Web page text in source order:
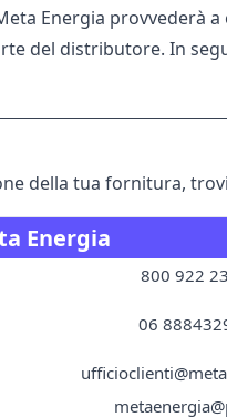
Energia provvederà
del distributore. In
della tua fornitura,
Energia
800 922
06